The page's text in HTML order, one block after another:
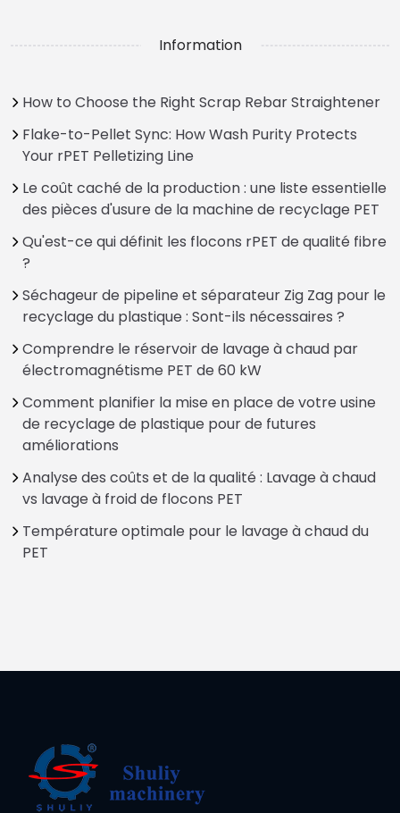
Information
How to Choose the Right Scrap Rebar Straightener
Flake-to-Pellet Sync: How Wash Purity Protects
Your rPET Pelletizing Line
Le coût caché de la production : une liste essentielle
des pièces d'usure de la machine de recyclage PET
Qu'est-ce qui définit les flocons rPET de qualité fibre
?
Séchageur de pipeline et séparateur Zig Zag pour le
recyclage du plastique : Sont-ils nécessaires ?
Comprendre le réservoir de lavage à chaud par
électromagnétisme PET de 60 kW
Comment planifier la mise en place de votre usine
de recyclage de plastique pour de futures
améliorations
Analyse des coûts et de la qualité : Lavage à chaud
vs lavage à froid de flocons PET
Température optimale pour le lavage à chaud du
PET